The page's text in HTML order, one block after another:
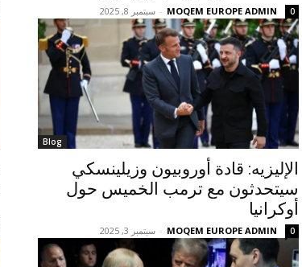
MOQEM EUROPE ADMIN
- سبتمبر 8, 2025 0
Blog
الإليزيه: قادة أوروبيون وزيلينسكي
سيتحدثون مع ترمب الخميس حول
أوكرانيا
MOQEM EUROPE ADMIN
- سبتمبر 3, 2025 0